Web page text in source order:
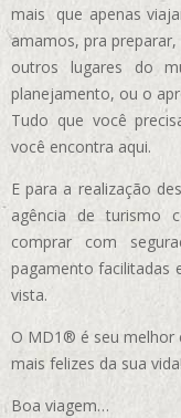
mais que apenas
amamos, pra
outros lugares do
planejamento, ou o
Tudo que você
você encontra aqui.
E para a realização
agência de turismo
comprar com
pagamento facilitadas
vista.
O MD1® é seu melhor
mais felizes da sua vida!
Boa viagem…